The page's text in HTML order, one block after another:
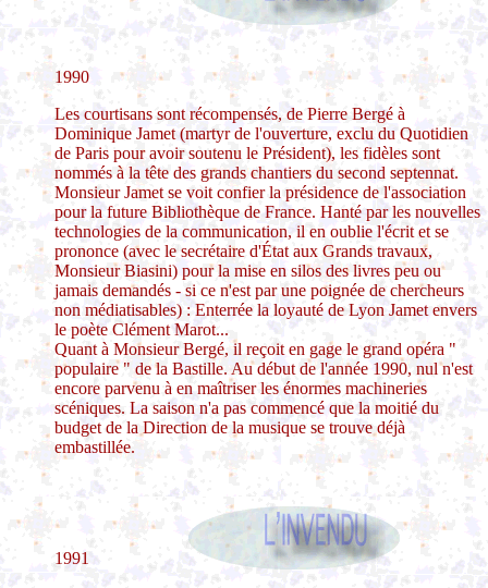
1990
Les courtisans sont récompensés, de Pierre Bergé à
Dominique Jamet (martyr de l'ouverture, exclu du Quotidien
de Paris pour avoir soutenu le Président), les fidèles sont
nommés à la tête des grands chantiers du second septennat.
Monsieur Jamet se voit confier la présidence de l'association
pour la future Bibliothèque de France. Hanté par les nouvelles
technologies de la communication, il en oublie l'écrit et se
prononce (avec le secrétaire d'État aux Grands travaux,
Monsieur Biasini) pour la mise en silos des livres peu ou
jamais demandés - si ce n'est par une poignée de chercheurs
non médiatisables) : Enterrée la loyauté de Lyon Jamet envers
le poète Clément Marot...
Quant à Monsieur Bergé, il reçoit en gage le grand opéra "
populaire " de la Bastille. Au début de l'année 1990, nul n'est
encore parvenu à en maîtriser les énormes machineries
scéniques. La saison n'a pas commencé que la moitié du
budget de la Direction de la musique se trouve déjà
embastillée.
1991